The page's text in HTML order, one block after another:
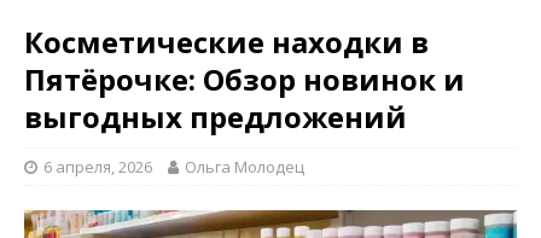
Косметические находки в
Пятёрочке: Обзор новинок и
выгодных предложений
6 апреля, 2026 Ольга Молодец